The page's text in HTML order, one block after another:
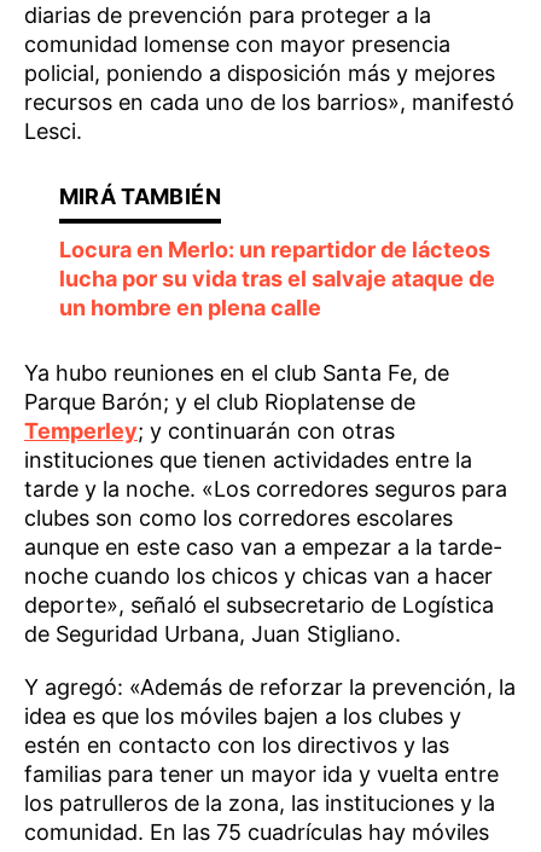
diarias de prevención para proteger a la
comunidad lomense con mayor presencia
policial, poniendo a disposición más y mejores
recursos en cada uno de los barrios», manifestó
Lesci.
Locura en Merlo: un repartidor de lácteos
lucha por su vida tras el salvaje ataque de
un hombre en plena calle
Ya hubo reuniones en el club Santa Fe, de
Parque Barón; y el club Rioplatense de
Temperley; y continuarán con otras
instituciones que tienen actividades entre la
tarde y la noche. «Los corredores seguros para
clubes son como los corredores escolares
aunque en este caso van a empezar a la tarde-
noche cuando los chicos y chicas van a hacer
deporte», señaló el subsecretario de Logística
de Seguridad Urbana, Juan Stigliano.
Y agregó: «Además de reforzar la prevención, la
idea es que los móviles bajen a los clubes y
estén en contacto con los directivos y las
familias para tener un mayor ida y vuelta entre
los patrulleros de la zona, las instituciones y la
comunidad. En las 75 cuadrículas hay móviles